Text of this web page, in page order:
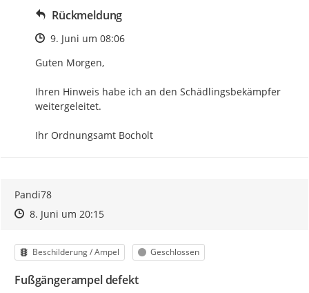
Rückmeldung
Zeitpunkt des Erstellens
9. Juni um 08:06
Guten Morgen,
Ihren Hinweis habe ich an den Schädlingsbekämpfer
weitergeleitet.
Ihr Ordnungsamt Bocholt
Pandi78
Zeitpunkt des Erstellens
Zeitpunkt des Erstellens
8. Juni um 20:15Zur Äußerung
Kategorie
Beschilderung / Ampel Status
Geschlossen
Fußgängerampel defekt